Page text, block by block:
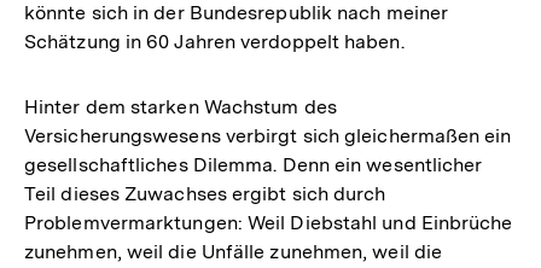
könnte sich in der Bundesrepublik nach meiner
Schätzung in 60 Jahren verdoppelt haben.
Hinter dem starken Wachstum des
Versicherungswesens verbirgt sich gleichermaßen ein
gesellschaftliches Dilemma. Denn ein wesentlicher
Teil dieses Zuwachses ergibt sich durch
Problemvermarktungen: Weil Diebstahl und Einbrüche
zunehmen, weil die Unfälle zunehmen, weil die